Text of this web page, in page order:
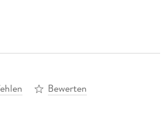
Bewerten